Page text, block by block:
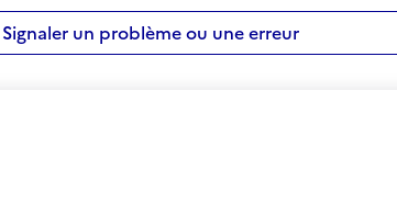
Signaler un problème ou une erreur